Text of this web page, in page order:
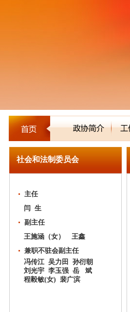
社会和法制委员会
主任
闫 生
副主任
王施涵（女） 王鑫
兼职不驻会副主任
冯传江 吴力田 孙衍朝
刘光宇 李玉强 岳 斌
程毅敏(女) 裴广滨